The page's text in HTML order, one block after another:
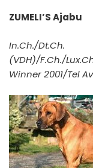
ZUMELI’S Ajabu
In.Ch./Dt.Ch.
(VDH)/F.Ch./
Winner 2001/Tel